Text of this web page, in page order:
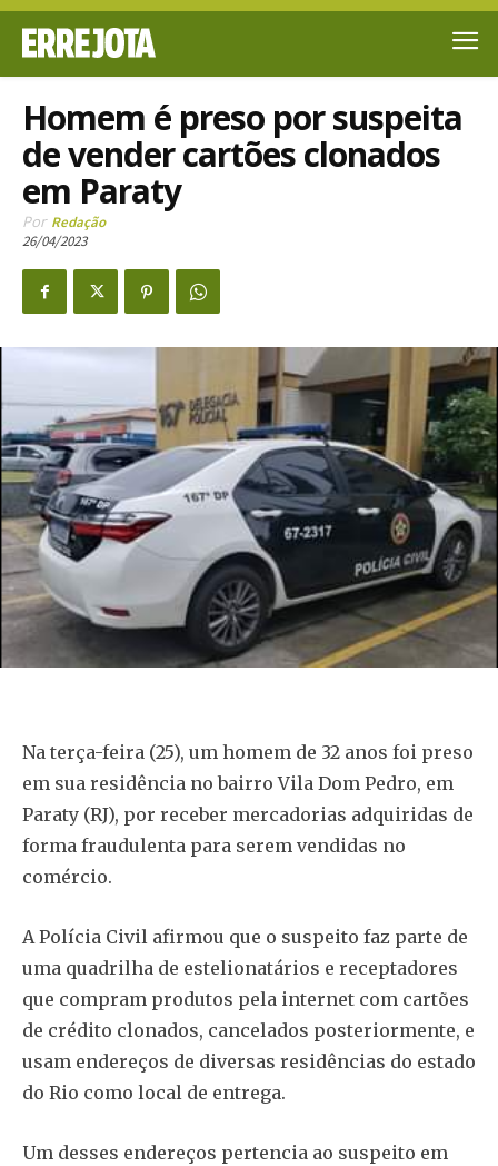
Homem é preso por suspeita
de vender cartões clonados
em Paraty
Por Redação
26/04/2023
Na terça-feira (25), um homem de 32 anos foi preso
em sua residência no bairro Vila Dom Pedro, em
Paraty (RJ), por receber mercadorias adquiridas de
forma fraudulenta para serem vendidas no
comércio.
A Polícia Civil afirmou que o suspeito faz parte de
uma quadrilha de estelionatários e receptadores
que compram produtos pela internet com cartões
de crédito clonados, cancelados posteriormente, e
usam endereços de diversas residências do estado
do Rio como local de entrega.
Um desses endereços pertencia ao suspeito em